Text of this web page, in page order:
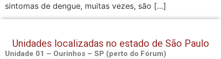
sintomas de dengue, muitas vezes, são […]
Unidades localizadas no estado de São Paulo
Unidade 01 – Ourinhos – SP (perto do Fórum)